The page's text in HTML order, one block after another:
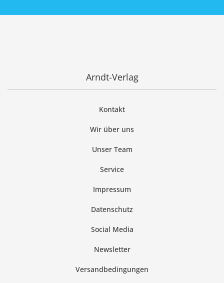
Arndt-Verlag
Kontakt
Wir über uns
Unser Team
Service
Impressum
Datenschutz
Social Media
Newsletter
Versandbedingungen